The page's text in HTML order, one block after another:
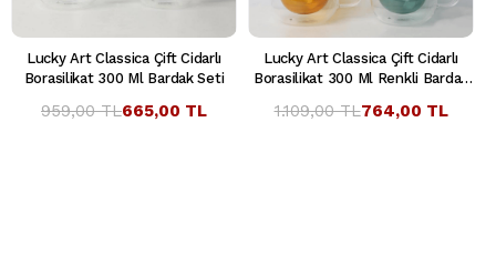
Lucky Art Classica Çift Cidarlı
Borasilikat 300 Ml Bardak Seti
665,00 TL
959,00 TL
Lucky Art Classica Çift Cidarlı
Borasilikat 300 Ml Renkli Bardak
764,00 TL
1.109,00 TL